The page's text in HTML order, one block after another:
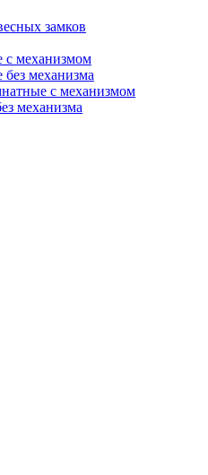
замков
с механизмом
механизма
с механизмом
механизма